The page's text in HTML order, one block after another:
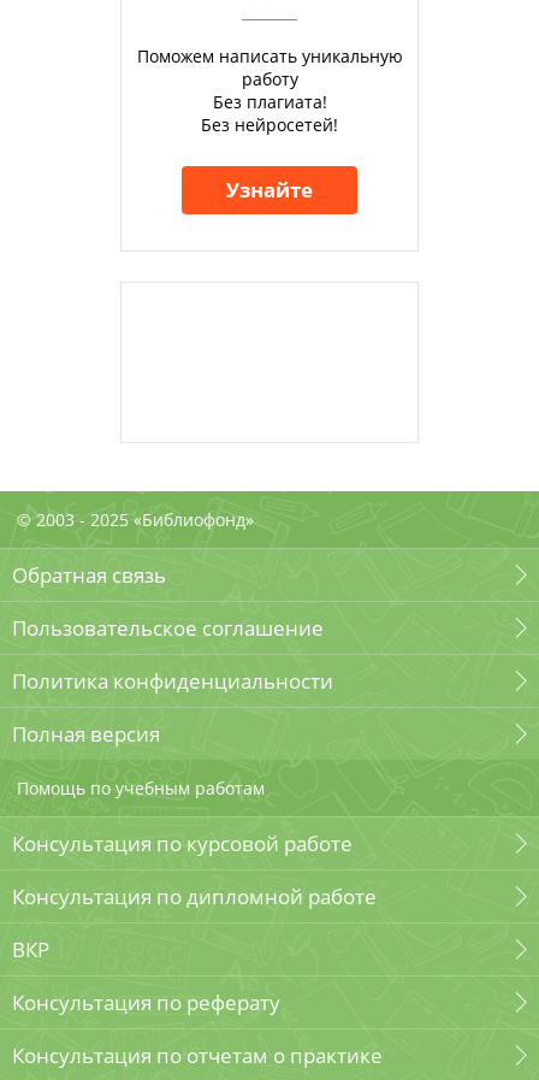
Поможем написать уникальную
работу
Без плагиата!
Без нейросетей!
Узнайте
© 2003 - 2025 «Библиофонд»
Обратная связь
Пользовательское соглашение
Политика конфиденциальности
Полная версия
Помощь по учебным работам
Консультация по курсовой работе
Консультация по дипломной работе
ВКР
Консультация по реферату
Консультация по отчетам о практике